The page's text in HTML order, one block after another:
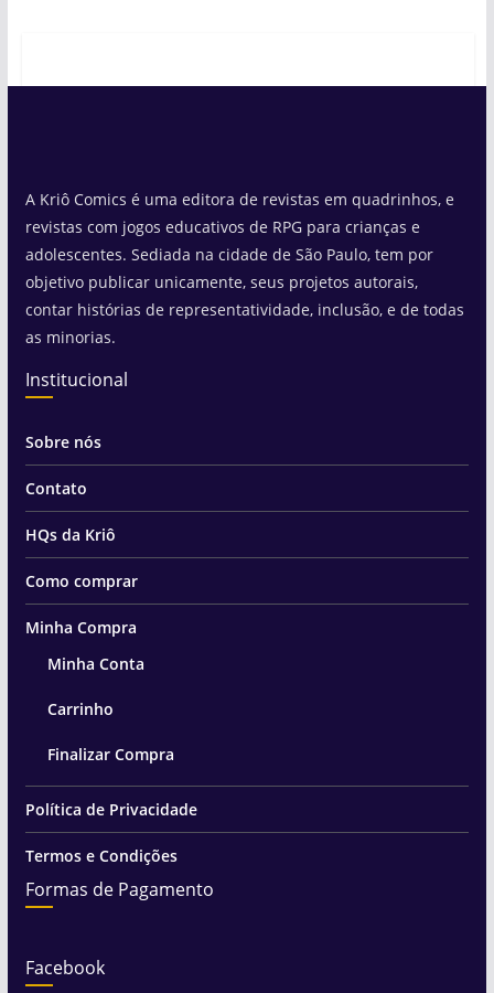
A Kriô Comics é uma editora de revistas em quadrinhos, e
revistas com jogos educativos de RPG para crianças e
adolescentes. Sediada na cidade de São Paulo, tem por
objetivo publicar unicamente, seus projetos autorais,
contar histórias de representatividade, inclusão, e de todas
as minorias.
Institucional
Sobre nós
Contato
HQs da Kriô
Como comprar
Minha Compra
Minha Conta
Carrinho
Finalizar Compra
Política de Privacidade
Termos e Condições
Formas de Pagamento
Facebook